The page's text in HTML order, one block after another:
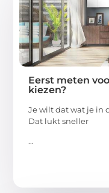
Eerst meten
kiezen?
Je wilt dat wat je in
Dat lukt sneller
...